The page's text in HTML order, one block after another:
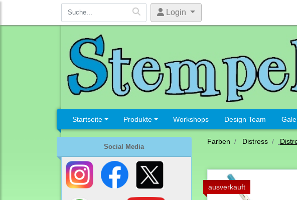
Login
Startseite Produkte Workshops Design Team
Social Media
Farben Distress
ausverkauft